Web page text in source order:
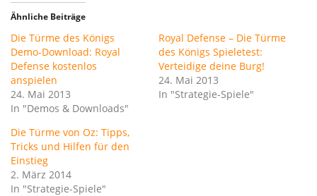
Ähnliche Beiträge
Die Türme des Königs
Demo-Download: Royal
Defense kostenlos
anspielen
24. Mai 2013
In "Demos & Downloads"
Royal Defense – Die Türme
des Königs Spieletest:
Verteidige deine Burg!
24. Mai 2013
In "Strategie-Spiele"
Die Türme von Oz: Tipps,
Tricks und Hilfen für den
Einstieg
2. März 2014
In "Strategie-Spiele"